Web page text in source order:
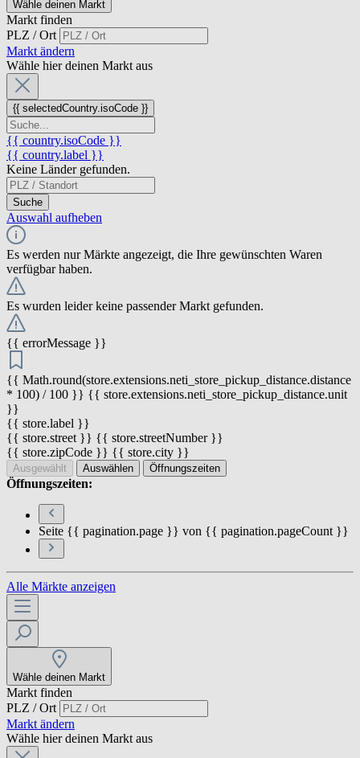
Wähle deinen Markt
Markt finden
PLZ / Ort
Markt ändern
Wähle hier deinen Markt aus
{{ selectedCountry.isoCode }}
{{ country.isoCode }}
{{ country.label }}
Keine Länder gefunden.
Suche
Auswahl aufheben
Es werden nur Märkte angezeigt, die Ihre gewünschten Waren
verfügbar haben.
Es wurden leider keine passender Markt gefunden.
{{ errorMessage }}
{{ Math.round(store.extensions.neti_store_pickup_distance.distance
* 100) / 100 }} {{ store.extensions.neti_store_pickup_distance.unit
}}
{{ store.label }}
{{ store.street }} {{ store.streetNumber }}
{{ store.zipCode }} {{ store.city }}
Ausgewählt Auswählen Öffnungszeiten
Öffnungszeiten:
Seite {{ pagination.page }} von {{ pagination.pageCount }}
Alle Märkte anzeigen
Wähle deinen Markt
Markt finden
PLZ / Ort
Markt ändern
Wähle hier deinen Markt aus